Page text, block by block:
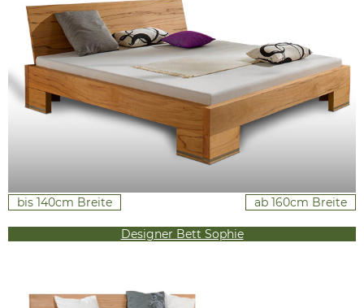
bis 140cm Breite ab 160cm Breite
Designer Bett Sophie